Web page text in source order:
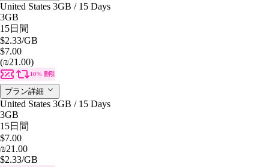
United States 3GB / 15 Days
3GB
15日間
$2.33/GB
$7.00
(₪21.00)
10% 割引
プラン詳細
United States 3GB / 15 Days
3GB
15日間
$7.00
₪21.00
$2.33/GB